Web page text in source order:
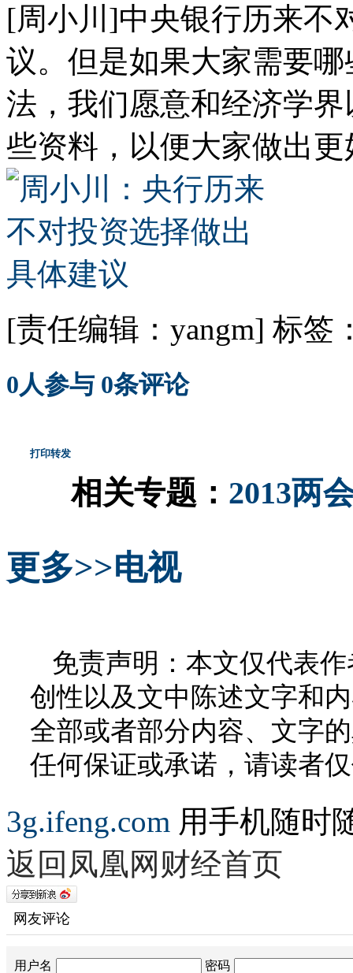
[周小川]中央银行历来不
议。但是如果大家需要
法，我们愿意和经济学
些资料，以便大家做出
[责任编辑：yangm] 标签
0人参与 0条评论
打印转发
相关专题： 2013两
更多>>电视
免责声明：本文仅代表
创性以及文中陈述文字和
全部或者部分内容、文字
任何保证或承诺，请读者
3g.ifeng.com 用手机随时
返回凤凰网财经首页
网友评论
用户名 密码